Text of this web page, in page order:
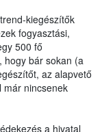
kiegészítők
fogyasztási,
500 fő
hogy bár sokan (a
az alapvető
már nincsenek
a hivatal